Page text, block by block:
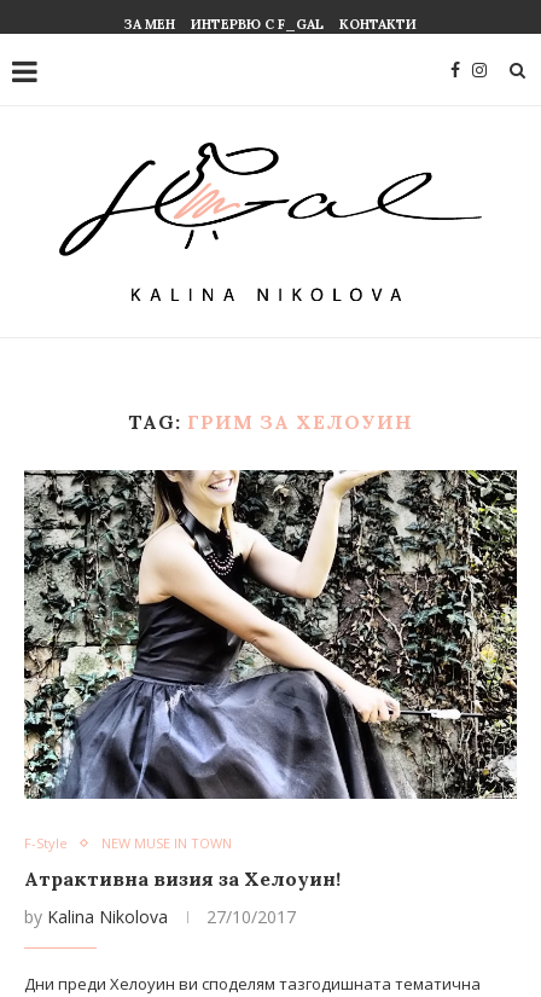
ЗА МЕН ИНТЕРВЮ С F_GAL КОНТАКТИ
TAG: ГРИМ ЗА ХЕЛОУИН
F-Style NEW MUSE IN TOWN
Атрактивна визия за Хелоуин!
by Kalina Nikolova 27/10/2017
Дни преди Хелоуин ви споделям тазгодишната тематична